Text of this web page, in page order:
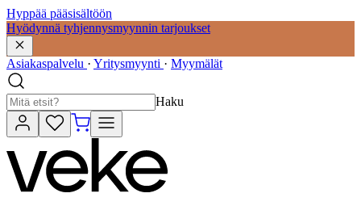
Hyppää pääsisältöön
Hyödynnä tyhjennysmyynnin tarjoukset
Asiakaspalvelu · Yritysmyynti · Myymälät
Haku